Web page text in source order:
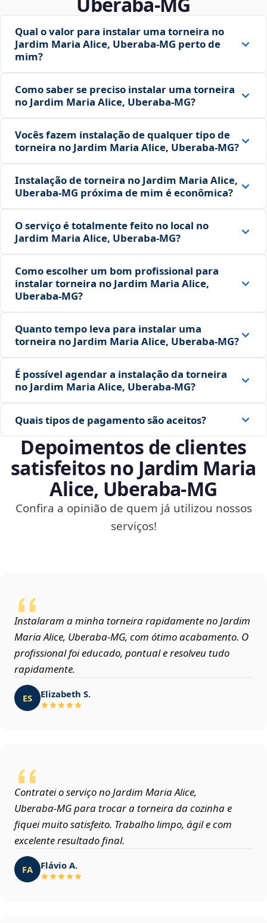
Qual o valor para instalar uma torneira no
Jardim Maria Alice, Uberaba‑MG perto de
mim?
Como saber se preciso instalar uma torneira
no Jardim Maria Alice, Uberaba‑MG?
Vocês fazem instalação de qualquer tipo de
torneira no Jardim Maria Alice, Uberaba‑MG?
Instalação de torneira no Jardim Maria Alice,
Uberaba‑MG próxima de mim é econômica?
O serviço é totalmente feito no local no
Jardim Maria Alice, Uberaba‑MG?
Como escolher um bom profissional para
instalar torneira no Jardim Maria Alice,
Uberaba‑MG?
Quanto tempo leva para instalar uma
torneira no Jardim Maria Alice, Uberaba‑MG?
É possível agendar a instalação da torneira
no Jardim Maria Alice, Uberaba‑MG?
Quais tipos de pagamento são aceitos?
Depoimentos de clientes
satisfeitos no Jardim Maria
Alice, Uberaba‑MG
Confira a opinião de quem já utilizou nossos
serviços!
Instalaram a minha torneira rapidamente no Jardim
Maria Alice, Uberaba‑MG, com ótimo acabamento. O
profissional foi educado, pontual e resolveu tudo
rapidamente.
ES Elizabeth S.
Contratei o serviço no Jardim Maria Alice,
Uberaba‑MG para trocar a torneira da cozinha e
fiquei muito satisfeito. Trabalho limpo, ágil e com
excelente resultado final.
FA Flávio A.